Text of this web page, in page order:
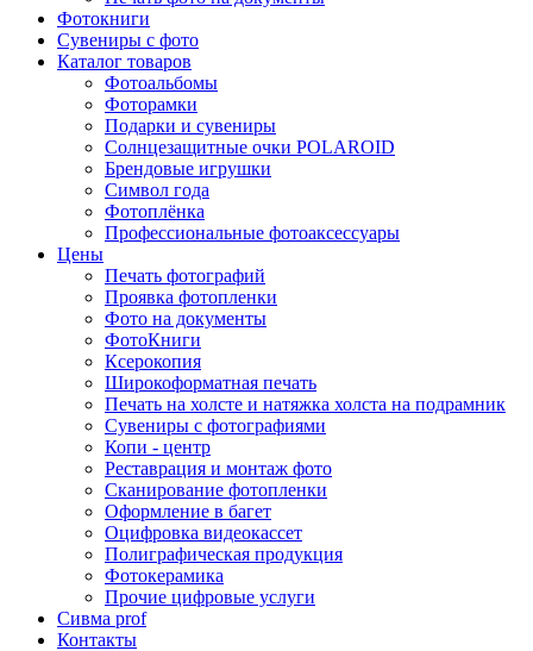
Фотокниги
Сувениры с фото
Каталог товаров
Фотоальбомы
Фоторамки
Подарки и сувениры
Солнцезащитные очки POLAROID
Брендовые игрушки
Символ года
Фотоплёнка
Профессиональные фотоаксессуары
Цены
Печать фотографий
Проявка фотопленки
Фото на документы
ФотоКниги
Ксерокопия
Широкоформатная печать
Печать на холсте и натяжка холста на подрамник
Сувениры с фотографиями
Копи - центр
Реставрация и монтаж фото
Сканирование фотопленки
Оформление в багет
Оцифровка видеокассет
Полиграфическая продукция
Фотокерамика
Прочие цифровые услуги
Сивма prof
Контакты